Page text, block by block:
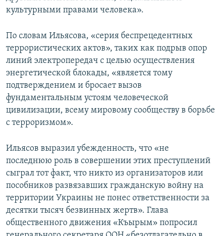
культурными правами человека».
По словам Ильясова, «серия беспрецедентных
террористических актов», таких как подрыв опор
линий электропередач с целью осуществления
энергетической блокады, «является тому
подтверждением и бросает вызов
фундаментальным устоям человеческой
цивилизации, всему мировому сообществу в борьбе
с терроризмом».
Ильясов выразил убежденность, что «не
последнюю роль в совершении этих преступлений
сыграл тот факт, что никто из организаторов или
пособников развязавших гражданскую войну на
территории Украины не понес ответственности за
десятки тысяч безвинных жертв». Глава
общественного движения «Къырым» попросил